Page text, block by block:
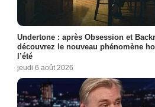
Undertone : après Obsession et
découvrez le nouveau phénomène
l’été
jeudi 6 août 2026